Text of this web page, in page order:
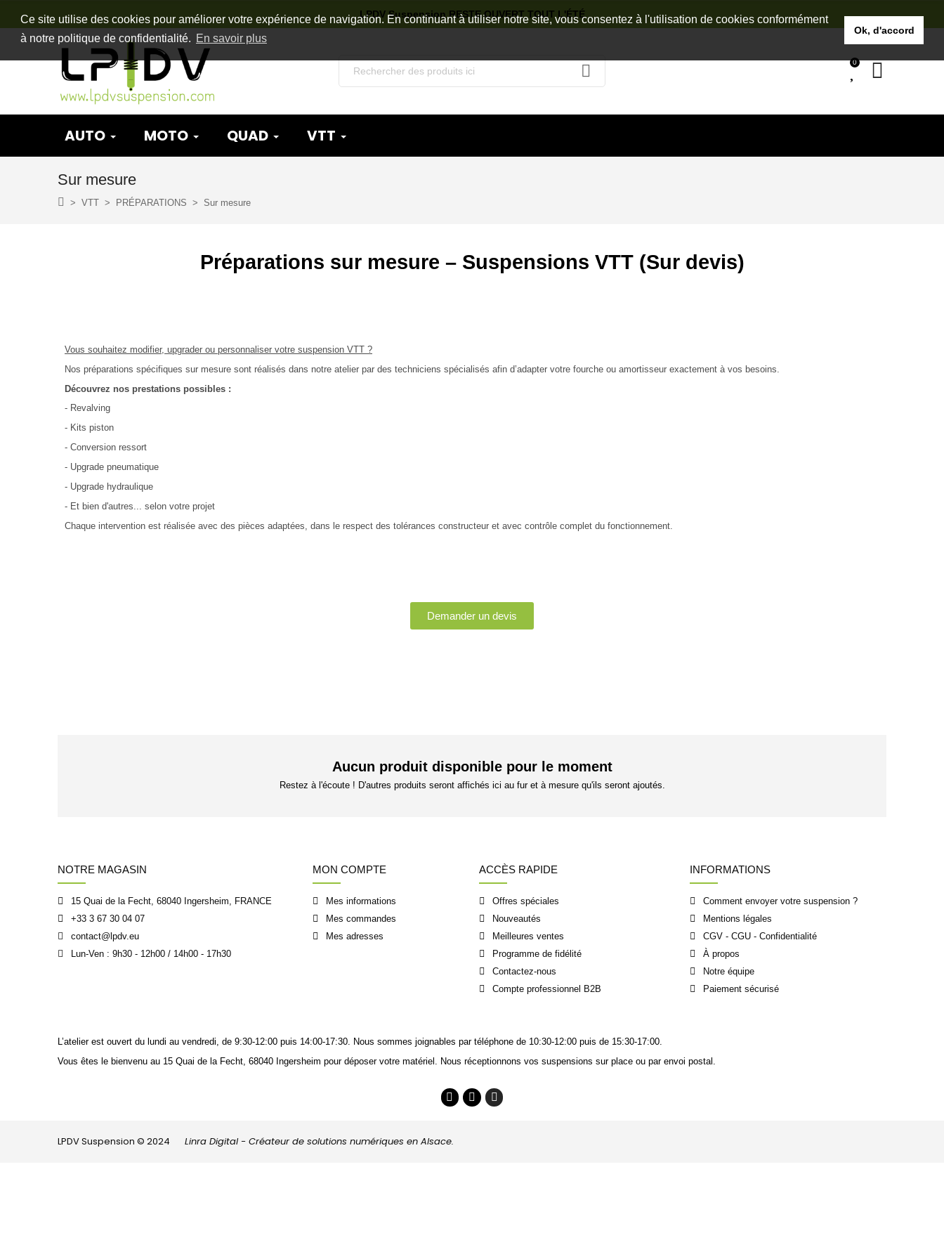
Ce site utilise des cookies pour améliorer votre expérience de navigation. En continuant à utiliser notre site, vous consentez à l'utilisation de cookies conformément
à notre politique de confidentialité. En savoir plus
Ok, d'accord
LPDV Suspension RESTE OUVERT TOUT L'ÉTÉ
0
AUTO MOTO QUAD VTT
Sur mesure
VTT PRÉPARATIONS Sur mesure
Préparations sur mesure – Suspensions VTT (Sur devis)
Vous souhaitez modifier, upgrader ou personnaliser votre suspension VTT ?
Nos préparations spécifiques sur mesure sont réalisés dans notre atelier par des techniciens spécialisés afin d’adapter votre fourche ou amortisseur exactement à vos besoins.
Découvrez nos prestations possibles :
- Revalving
- Kits piston
- Conversion ressort
- Upgrade pneumatique
- Upgrade hydraulique
- Et bien d'autres... selon votre projet
Chaque intervention est réalisée avec des pièces adaptées, dans le respect des tolérances constructeur et avec contrôle complet du fonctionnement.
Demander un devis
Aucun produit disponible pour le moment
Restez à l'écoute ! D'autres produits seront affichés ici au fur et à mesure qu'ils seront ajoutés.
NOTRE MAGASIN
15 Quai de la Fecht, 68040 Ingersheim, FRANCE
+33 3 67 30 04 07
contact@lpdv.eu
Lun-Ven : 9h30 - 12h00 / 14h00 - 17h30
MON COMPTE
Mes informations
Mes commandes
Mes adresses
ACCÈS RAPIDE
Offres spéciales
Nouveautés
Meilleures ventes
Programme de fidélité
Contactez-nous
Compte professionnel B2B
INFORMATIONS
Comment envoyer votre suspension ?
Mentions légales
CGV - CGU - Confidentialité
À propos
Notre équipe
Paiement sécurisé
L’atelier est ouvert du lundi au vendredi, de 9:30-12:00 puis 14:00-17:30. Nous sommes joignables par téléphone de 10:30-12:00 puis de 15:30-17:00.
Vous êtes le bienvenu au 15 Quai de la Fecht, 68040 Ingersheim pour déposer votre matériel. Nous réceptionnons vos suspensions sur place ou par envoi postal.
LPDV Suspension © 2024 Linra Digital - Créateur de solutions numériques en Alsace.